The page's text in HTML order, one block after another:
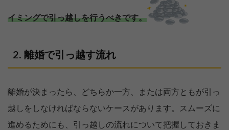
イミングで引っ越しを行うべきです。
離婚で引っ越す流れ
離婚が決まったら、どちらか一方、または両方ともが引っ
越しをしなければならないケースがあります。スムーズに
進めるためにも、引っ越しの流れについて把握しておきま